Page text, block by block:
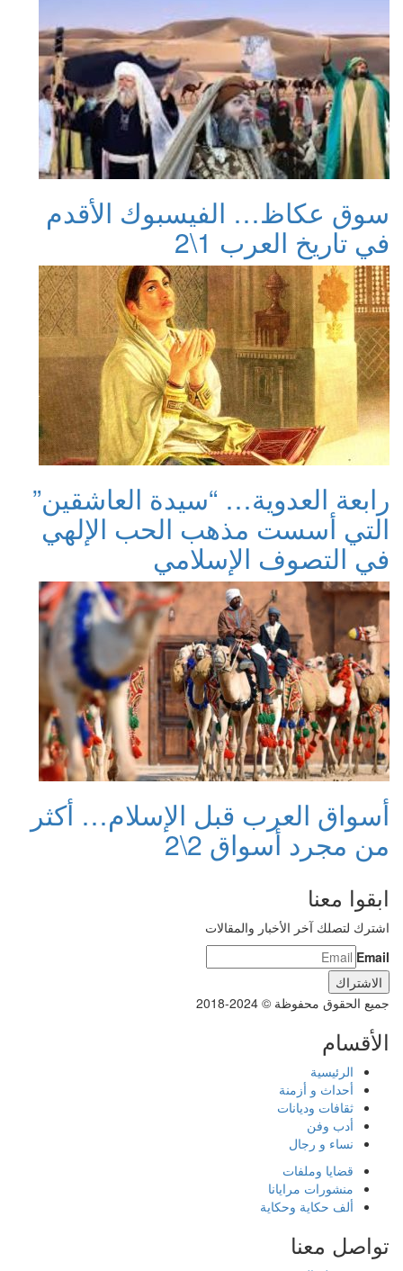
سوق عكاظ… الفيسبوك الأقدم
في تاريخ العرب 1\2
رابعة العدوية… “سيدة العاشقين”
التي أسست مذهب الحب الإلهي
في التصوف الإسلامي
أسواق العرب قبل الإسلام… أكثر
من مجرد أسواق 2\2
ابقوا معنا
اشترك لتصلك آخر الأخبار والمقالات
Email
جميع الحقوق محفوظة © 2024-2018
الأقسام
الرئيسية
أحداث و أزمنة
ثقافات وديانات
أدب وفن
نساء و رجال
قضايا وملفات
منشورات مرايانا
ألف حكاية وحكاية
تواصل معنا